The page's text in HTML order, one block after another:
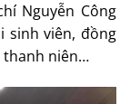
Nguyễn Công
sinh viên, đồng
thanh niên…